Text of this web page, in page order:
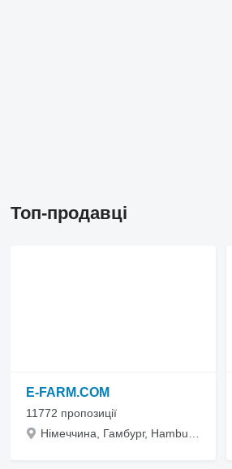
Топ-продавці
E-FARM.COM
11772 пропозиції